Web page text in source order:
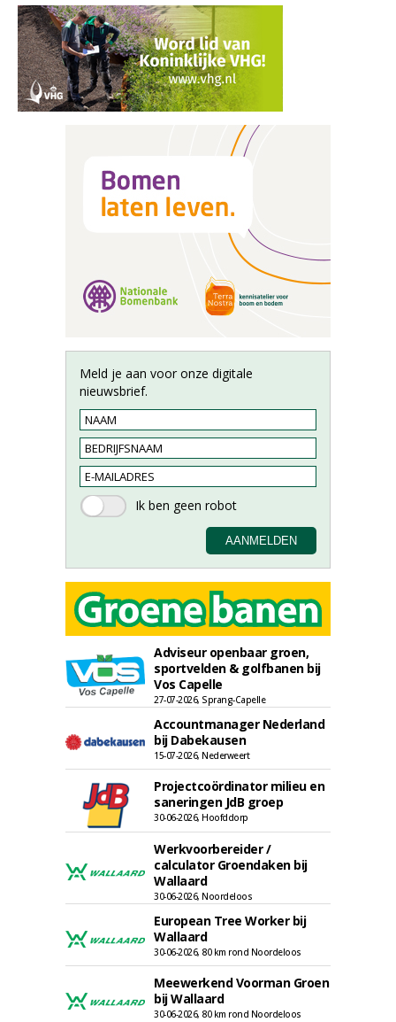
Meld je aan voor onze digitale
nieuwsbrief.
Adviseur openbaar groen,
sportvelden & golfbanen bij
Vos Capelle
27-07-2026, Sprang-Capelle
Accountmanager Nederland
bij Dabekausen
15-07-2026, Nederweert
Projectcoördinator milieu en
saneringen JdB groep
30-06-2026, Hoofddorp
Werkvoorbereider /
calculator Groendaken bij
Wallaard
30-06-2026, Noordeloos
European Tree Worker bij
Wallaard
30-06-2026, 80 km rond Noordeloos
Meewerkend Voorman Groen
bij Wallaard
30-06-2026, 80 km rond Noordeloos